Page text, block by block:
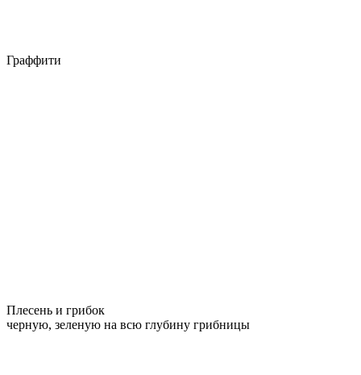
Граффити
Плесень и грибок
черную, зеленую на всю глубину грибницы